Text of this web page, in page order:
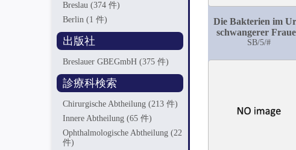
Breslau(374 件)
Berlin(1 件)
出版社
Breslauer GBEGmbH(375 件)
診療科検索
Chirurgische Abtheilung(213 件)
Innere Abtheilung(65 件)
Ophthalmologische Abtheilung(22
件)
Die Bakterien im
schwangerer
SB/5/#